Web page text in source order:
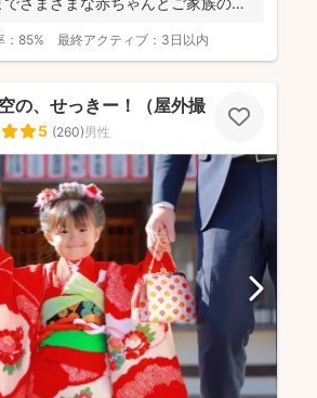
85% 最終アクティブ： 3日以内
の、せっきー！（屋外撮影もお任せ🌟
5 (260)男性